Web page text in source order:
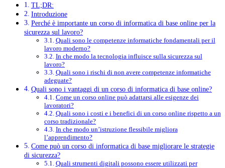
TL;DR:
Introduzione
Perché è importante un corso di informatica di base online per la
sicurezza sul lavoro?
Quali sono le competenze informatiche fondamentali per il
lavoro moderno?
In che modo la tecnologia influisce sulla sicurezza sul
lavoro?
Quali sono i rischi di non avere competenze informatiche
adeguate?
Quali sono i vantaggi di un corso di informatica di base online?
Come un corso online può adattarsi alle esigenze dei
lavoratori?
Quali sono i costi e i benefici di un corso online rispetto a un
corso tradizionale?
In che modo un’istruzione flessibile migliora
l’apprendimento?
Come può un corso di informatica di base migliorare le strategie
di sicurezza?
Quali strumenti digitali possono essere utilizzati per